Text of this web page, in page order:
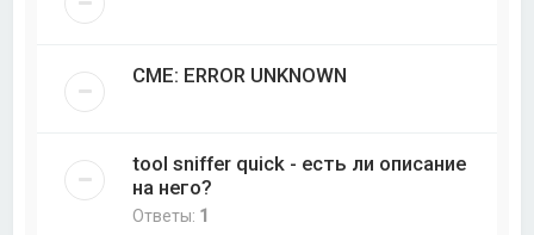
CME: ERROR UNKNOWN
tool sniffer quick - есть ли описание
на него?
Ответы: 1